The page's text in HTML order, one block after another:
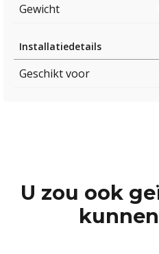
Gewicht
Installatiedetails
Geschikt voor
U zou ook